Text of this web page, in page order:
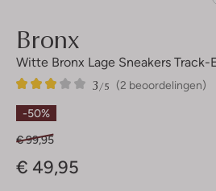
Bronx
Witte Bronx Lage Sneakers Track-
(2 beoordelingen)
3/5
2
3
Sterren
-50%
€ 99,95
€ 49,95